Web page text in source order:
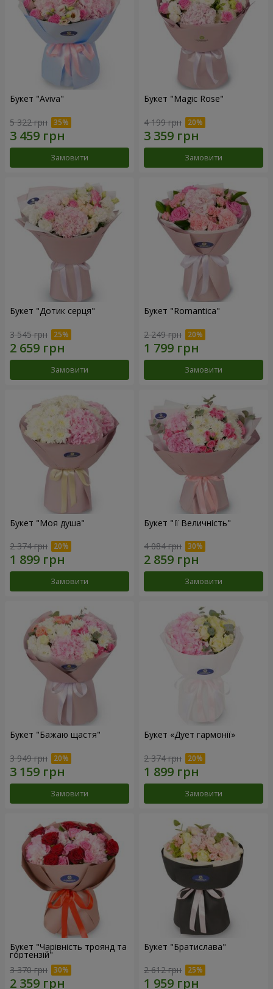
Букет "Aviva"
5 322 грн
Замовити
Букет "Magic Rose"
4 199 грн
Замовити
Букет "Дотик серця"
3 545 грн
Замовити
Букет "Romantica"
2 249 грн
Замовити
Букет "Моя душа"
2 374 грн
Замовити
Букет "Її Величність"
4 084 грн
Замовити
Букет "Бажаю щастя"
3 949 грн
Замовити
Букет «Дует гармонії»
2 374 грн
Замовити
Букет "Чарівність троянд та
гортензій"
3 370 грн
Букет "Братислава"
2 612 грн